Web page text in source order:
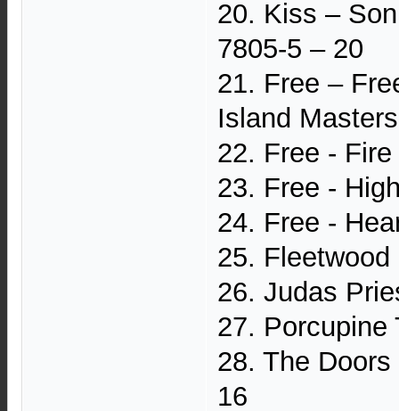
20. Kiss –
7805-5 – 20
21. Free –
Island
22. Free -
23. Free -
24. Free -
25.
26. Judas
27. Porcupine
28. The
16